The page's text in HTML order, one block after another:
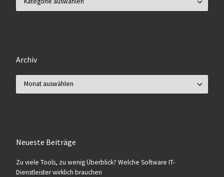
Archiv
Neueste Beiträge
Zu viele Tools, zu wenig Überblick? Welche Software IT-
Dienstleister wirklich brauchen